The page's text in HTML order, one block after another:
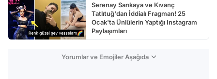
Serenay Sarıkaya ve Kıvanç
Tatlıtuğ'dan İddialı Fragman! 25
Ocak'ta Ünlülerin Yaptığı Instagram
Paylaşımları
Yorumlar ve Emojiler Aşağıda